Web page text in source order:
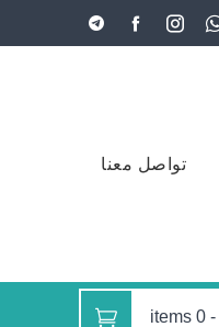
تواصل معنا
-
0 items